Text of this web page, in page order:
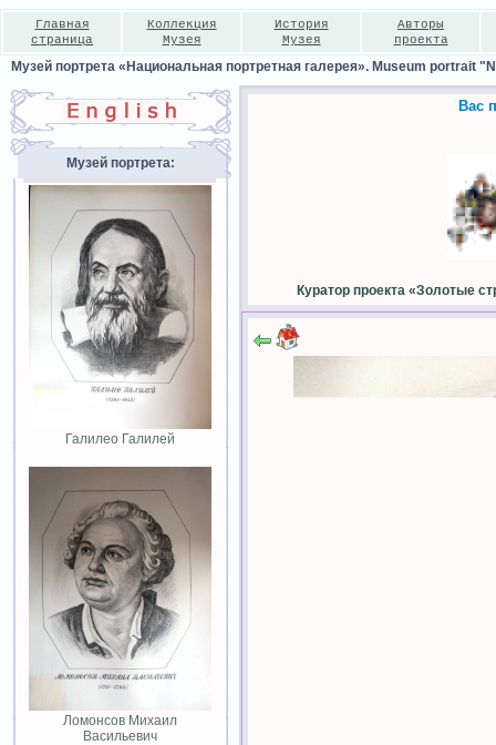
Главная
страница
Коллекция
Музея
История
Музея
Авторы
проекта
Музей портрета «Национальная портретная галерея». Museum portrait
Музей портрета:
Галилео Галилей
Ломонсов Михаил
Васильевич
Вас
Куратор проекта «Золотые